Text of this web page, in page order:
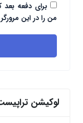
برای دفعه
من را در این
لوکیشن